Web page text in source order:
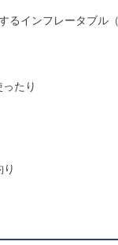
インフレータブル（
たり